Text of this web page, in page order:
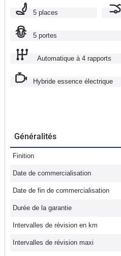
5 places
5 portes
Automatique à 4 rapports
Hybride essence électrique
Généralités
Finition
Date de commercialisation
Date de fin de commercialisation
Durée de la garantie
Intervalles de révision en km
Intervalles de révision maxi